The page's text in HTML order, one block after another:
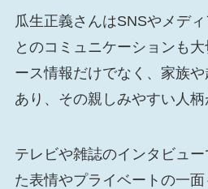
瓜生正義さんはSNSやメデ
とのコミュニケーションも
ース情報だけでなく、家族
あり、その親しみやすい人柄
テレビや雑誌のインタビュ
た表情やプライベートの一